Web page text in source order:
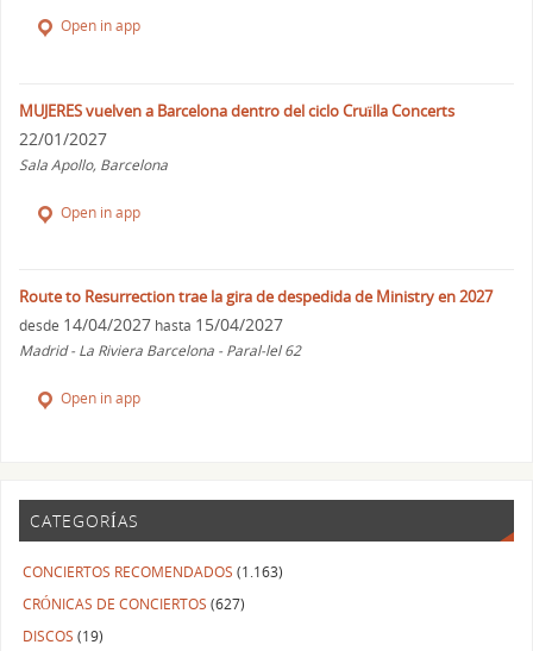
Open in app
MUJERES vuelven a Barcelona dentro del ciclo Cruïlla Concerts
22/01/2027
Sala Apollo, Barcelona
Open in app
Route to Resurrection trae la gira de despedida de Ministry en 2027
desde 14/04/2027 hasta 15/04/2027
Madrid - La Riviera Barcelona - Paral-lel 62
Open in app
CATEGORÍAS
CONCIERTOS RECOMENDADOS (1.163)
CRÓNICAS DE CONCIERTOS (627)
DISCOS (19)